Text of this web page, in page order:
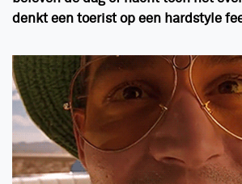
denkt een toerist op een hardstyle